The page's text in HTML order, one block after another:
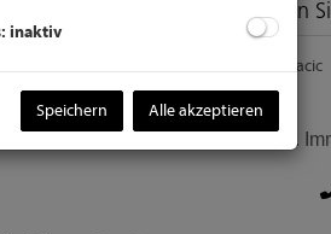
Kontaktieren
Konz.
inaktiv
Speichern Alle akzeptieren